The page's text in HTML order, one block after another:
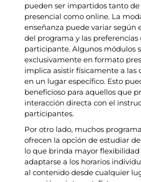
pueden ser impartidos tanto
presencial como online. La
enseñanza puede variar según
del programa y las preferencias
participante. Algunos módulos
exclusivamente en formato
implica asistir físicamente a las
en un lugar específico. Esto
beneficioso para aquellos que
interacción directa con el
participantes.
Por otro lado, muchos
ofrecen la opción de estudiar
lo que brinda mayor flexibilidad
adaptarse a los horarios
al contenido desde cualquier